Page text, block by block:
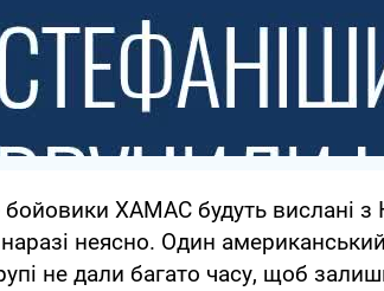
ХАМАС будуть вислані з
неясно. Один
не дали багато часу, щоб